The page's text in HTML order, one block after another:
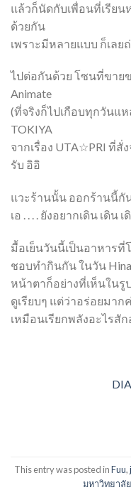
แล้วก็นัดกับเพื่อนที่เรียน
ด้วยกัน
เพราะมีหลายแบบ ก็เลย
ไปต่อกันด้วย โซนที่ขาย
Animate
(ที่จริงก็ไปเกือบทุกวันแ
TOKIYA
จากเรื่อง UTA☆PRI ที่สั่
รับ อิอิ
แวะร้านนั้น ออกร้านนี้กั
เอ . . . . ยังอยากเดิน เดิ
มื้อเย็นวันนี้เป็นอาหารที่
ชอบทำกินกัน ในวัน
หน้าตาก็อย่างที่เห็นในรู
ดูเรียบๆ แต่ว่าอร่อยมา
เหมือนเรียกพลังอะไรสั
This entry was posted inFuu,
มหาวิทยาลัย